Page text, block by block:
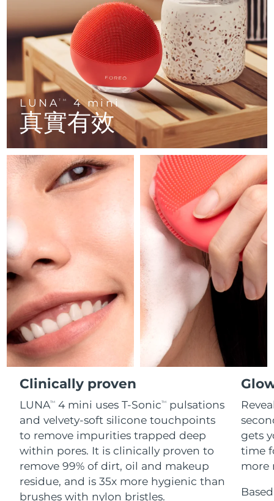
LUNATM 4 mini
真實有效
Clinically proven
LUNATM 4 mini uses T-SonicTM
pulsations
and velvety-soft silicone touchpoints
to remove impurities trapped deep
within pores. It is clinically proven to
remove 99% of dirt, oil and makeup
residue, and is 35x more hygienic than
brushes with nylon bristles.
gets
time
more
LUNA™ 4 go
For travel or gym bag
LUNA™護膚
Premium cleansers & balm
LUNA™ 設備
All facial cleansing devices
BEAR™ 設備
All premium facelift devices
UFO™ 3 go
Portable red light therapy
面膜
Rejuvenation & hydration
UFO™ 設備
All deep facial hydration devices
issa™ 4 baby
For ages 0-3
issa™ Teeth Whitening Set
Dual LED + sonic device & 18% PAP gel
ISSA™ 設備
All silicone sonic toothbrushes
FAQ™ 102
Advanced clinical anti-aging
FAQ™ 103
Luxurious clinical anti-aging set
FAQ™ P1 Primer
Manuka honey primer
FAQ™護膚品
All FAQ™ skincare
FAQ™產品
All anti-aging treatments
FAQ™ 202
LED mask
FAQ™ 211
Anti-aging neck & décolleté LED mask
FAQ™ 221
Anti-aging LED hand mask
FAQ™護膚品
All FAQ™ skincare
FAQ™產品
All LED treatments
FAQ™ 301
LED hair strengthening scalp massager
FAQ™ Scalp Serum
Scalp recovery probiotic serum
FAQ™護膚品
All FAQ™ skincare
FAQ™產品
All hair treatments
肌膚年輕化
FAQ™ 501
Full-Spectrum Red Light Therapy
FAQ™ 502
Full-Spectrum Red Light Therapy
FAQ™ Red Light Serum
FAQ™ skincare
All FAQ™ skincare
FAQ™ products
All toning treatments
保健品
NEW
專業治療
脫毛
PEACH™ 2 Pro Max
Professional IPL hair removal device
PEACH™ 2
IPL hair removal
PEACH™ 2 go
Travel-friendly IPL hair removal
PEACH™ Cooling Prep Gel
Cooling IPL hair removal gel
身體護理
BEAR™ 2 body
Microcurrent body toning
LUNA™ 4 body
Massaging body brush
SUPERCHARGED™ serum
Firming body serum
痘肌護理
ESPADA™ 2 plus
Recurring acne LED therapy
ESPADA™ 2
Acne treatment device
ESPADA™ Blemish Solution
Concentrated acne gel
ESPADA™ 設備
All acne treatment devices
眼部護理
BEAR™ 2 eyes & lips
Microcurrent line smoothing device
IRIS™ 2
Rejuvenating eye massager
眼部護膚
Advanced eye care treatment
眼部護理設備
All revitalizing eye massagers
毛孔護理
KIWI™ derma
Diamond microdermabrasion .
KIWI™
Blackhead remover
KIWI™ 皮肤护理
LUNA™ 4 hair
2-in-1 LED scalp massager
FLIP™ play advanced
LED light hairbrush
LUNA™ Dual-Peptide Scalp
Serum
牙齒美白
NEW
issa™ Teeth Whitening Set
Dual LED + sonic device & 18% PAP gel
issa™ Teeth Whitening Gel
更多的
克羅埃西亞 預計送達日期 8/8/26
賽普勒斯 預計送達日期8/9/26
捷克 預計送達日期8/8/26
丹麥 預計送達日期8/8/26
愛沙尼亞 預計送達日期
芬蘭 預計送達日期8/8/26
法國 預計送達日期 8/8/26
預計送達日期8/12/26
德國 預計送達日期 8/8/26
直布羅陀 預計送達日期 8/12/26
希臘 預計送達日期 8/8/26
中國香港特別行政區 預計送達日期
匈牙利 預計送達日期
冰島 8/9/26
印尼 預計送達日期 8/6/26
愛爾蘭 8/8/26
曼島 預計送達日期